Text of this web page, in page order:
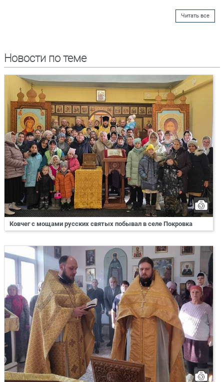
Читать все
Новости по теме
Ковчег с мощами русских святых побывал в селе Покровка